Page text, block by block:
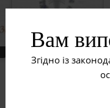
Вам
Згідно із
Що таке